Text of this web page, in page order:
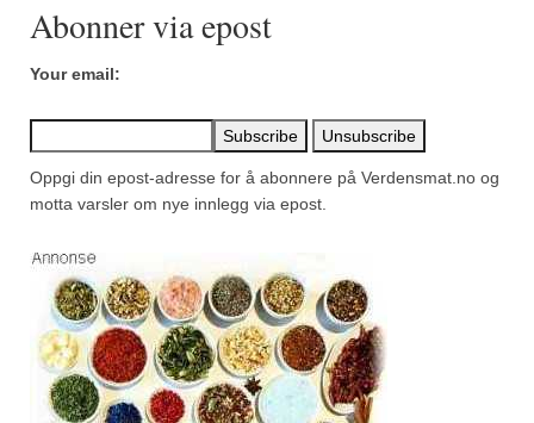
Paprikapulver, edelsøtt
Parisisk pepper
Piment d’Espelette
Quatre épices
Rosépepper
Salvie
Abonner via epost
Your email:
Oppgi din epost-adresse for å abonnere på Verdensmat.no og
motta varsler om nye innlegg via epost.